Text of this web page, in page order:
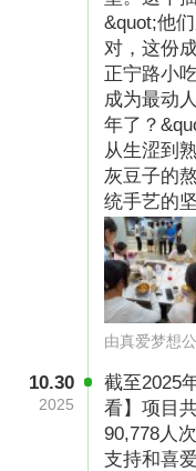
&quot;他
对，这份
正宁路小
成为最动
年了？
从生涩到
灰豆子的
统手艺的坚
由真爱梦想
10.30
2025
截至2025
看】项目
90,778人
支持和喜